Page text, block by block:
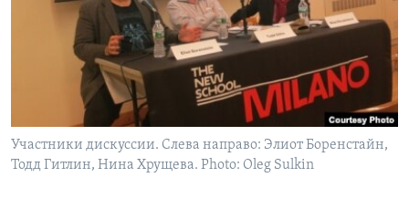
Learning English
СОЦИАЛЬНЫЕ СЕТИ
Языки
Участники дискуссии. Слева направо: Элиот Боренстайн,
Тодд Гитлин, Нина Хрущева. Photo: Oleg Sulkin